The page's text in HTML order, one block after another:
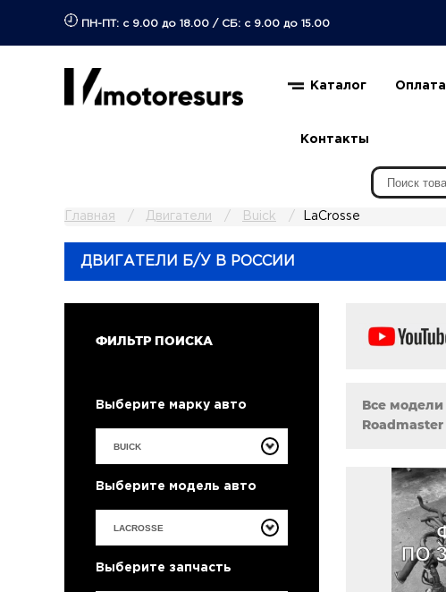
ПН-ПТ: с 9.00 до 18.00 / СБ: с 9.00 до 15.00
Каталог Оплата
Контакты
Главная Двигатели Buick LaCrosse
ДВИГАТЕЛИ Б/У В РОССИИ
ФИЛЬТР ПОИСКА
Выберите марку авто
Выберите модель авто
Выберите запчасть
Все модели
Roadmaster